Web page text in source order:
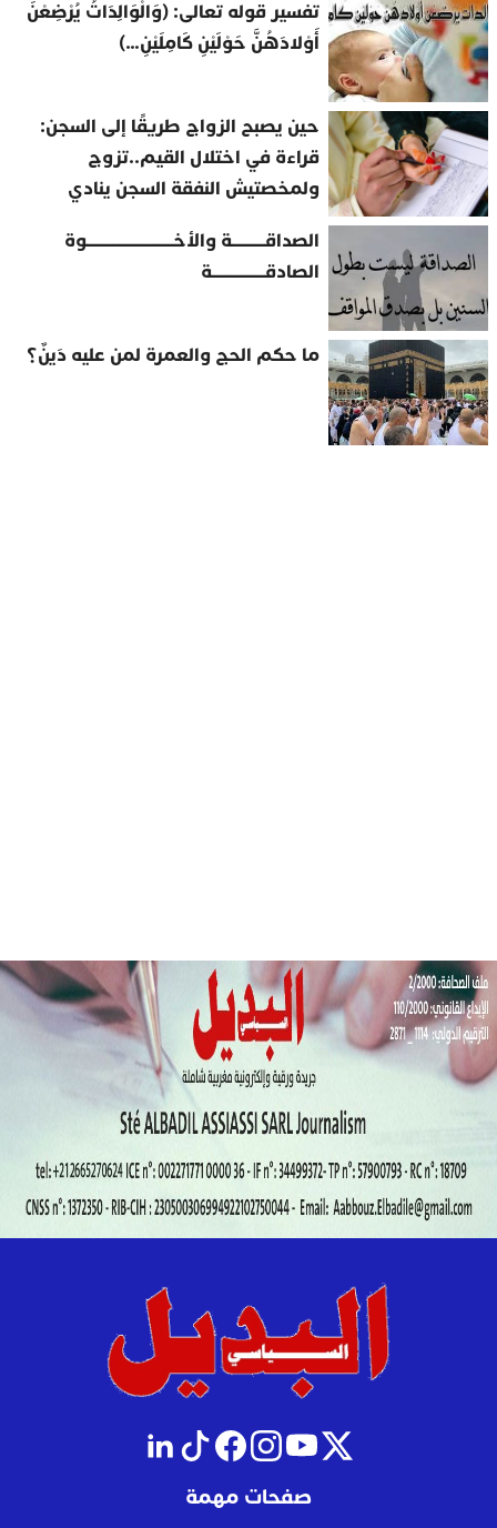
تفسير قوله تعالى: (وَالْوَالِدَاتُ يُرْضِعْنَ
أَوْلادَهُنَّ حَوْلَيْنِ كَامِلَيْنِ…)
حين يصبح الزواج طريقًا إلى السجن:
قراءة في اختلال القيم..تزوج
ولمخصتيش النفقة السجن ينادي
الصداقــــــــــة والأخــــــــــــــــــــــــــوة
الصادقــــــــــــــــة
ما حكم الحج والعمرة لمن عليه دَينٌ؟
صفحات مهمة